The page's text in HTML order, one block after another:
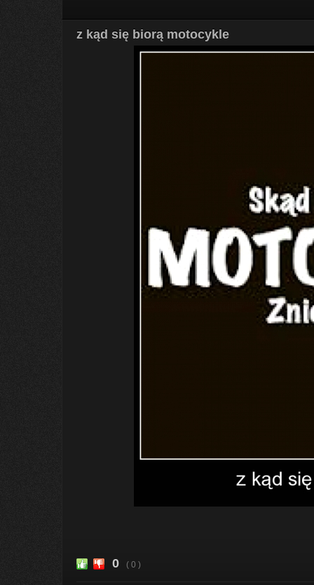
z kąd się biorą motocykle
0 ( 0 )